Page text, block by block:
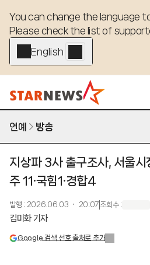
You can change the language
Please check the list of
English - EN
연예 방송
지상파 3사 출구조사, 서울
주 11·국힘1·경합4
발행 : 2026.06.03 ・ 20:07 조회수:
김미화 기자
Google 검색 선호 출처로 추가